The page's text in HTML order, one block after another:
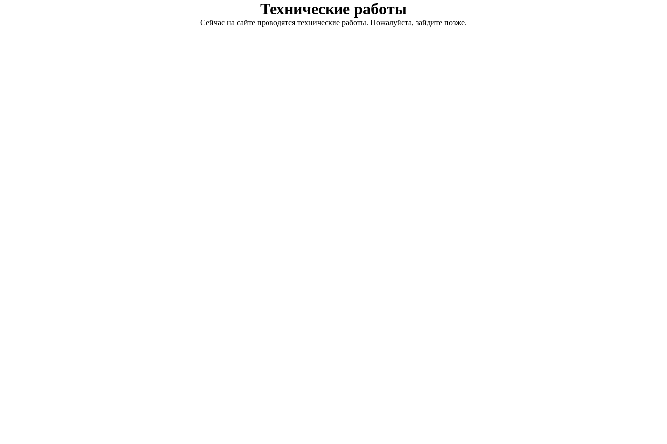
Технические работы
Сейчас на сайте проводятся технические работы. Пожалуйста, зайдите позже.